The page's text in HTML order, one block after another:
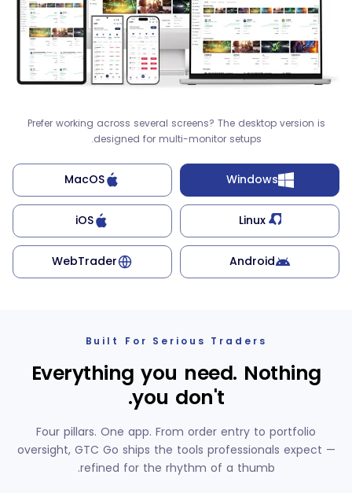
Prefer working across several screens? The desktop version is
designed for multi-monitor setups.
Windows
MacOS
Linux
iOS
Android
WebTrader
Built For Serious Traders
Everything you need. Nothing
you don't.
Four pillars. One app. From order entry to portfolio
oversight, GTC Go ships the tools professionals expect —
refined for the rhythm of a thumb.Get Started in
Minutes.
Trade in Real Time.
Live Buy/Sell pricing,
flexible lot sizing, and
instant execution — place
your trade exactly when
you're ready.
All Markets. One
forex, indices, stocks and
real-time prices, always
within reach.
Explore Copy
Trading.
Browse strategy providers